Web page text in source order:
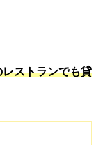
ストランでも貸